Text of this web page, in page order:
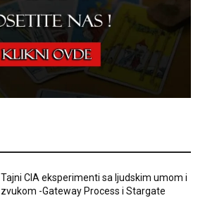
Tajni CIA eksperimenti sa ljudskim umom i
zvukom -Gateway Process i Stargate